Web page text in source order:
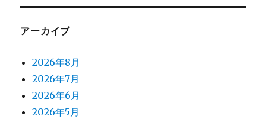
アーカイブ
2026年8月
2026年7月
2026年6月
2026年5月